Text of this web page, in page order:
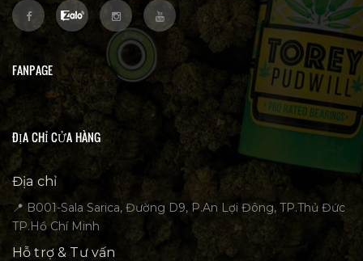
FANPAGE
ĐỊA CHỈ CỬA HÀNG
Địa chỉ
📍 B001-Sala Sarica, Đường D9, P.An Lợi Đông, TP.Thủ Đức
TP.Hồ Chí Minh
Hỗ trợ & Tư vấn